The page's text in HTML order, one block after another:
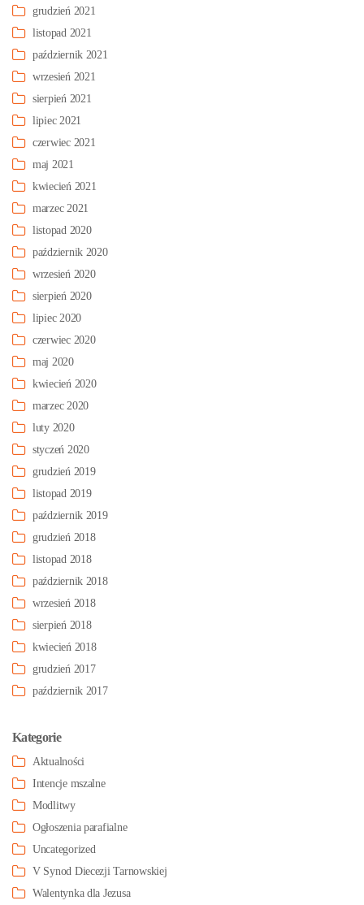
grudzień 2021
listopad 2021
październik 2021
wrzesień 2021
sierpień 2021
lipiec 2021
czerwiec 2021
maj 2021
kwiecień 2021
marzec 2021
listopad 2020
październik 2020
wrzesień 2020
sierpień 2020
lipiec 2020
czerwiec 2020
maj 2020
kwiecień 2020
marzec 2020
luty 2020
styczeń 2020
grudzień 2019
listopad 2019
październik 2019
grudzień 2018
listopad 2018
październik 2018
wrzesień 2018
sierpień 2018
kwiecień 2018
grudzień 2017
październik 2017
Kategorie
Aktualności
Intencje mszalne
Modlitwy
Ogłoszenia parafialne
Uncategorized
V Synod Diecezji Tarnowskiej
Walentynka dla Jezusa